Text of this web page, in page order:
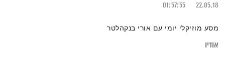
22.05.18
01:57:55
מסע מוזיקלי יומי עם אורי בנקהלטר
אודיו